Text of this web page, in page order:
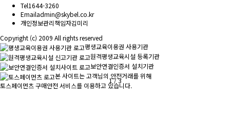
1/3
Tel1644-3260
Emailadmin@skybel.co.kr
개인정보관리책임자김미리
Copyright (c) 2009 All rights reserved
평생교육이용권 사용기관
원격평생교육시설 등록기관
보안연결인증서 설치기관
본 사이트는 고객님의 안전거래를 위해
토스페이먼츠 구매안전 서비스를 이용하고 있습니다.